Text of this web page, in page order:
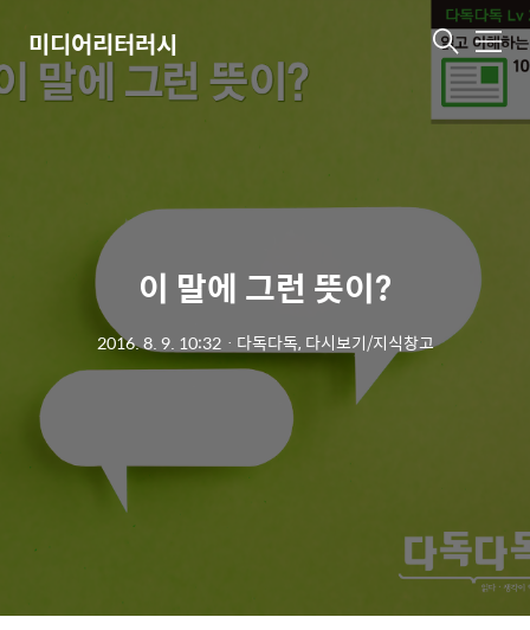
미디어리터러시 메
뉴
이 말에 그런 뜻이?
2016. 8. 9. 10:32ㆍ 다독다독, 다시보기/지식창고